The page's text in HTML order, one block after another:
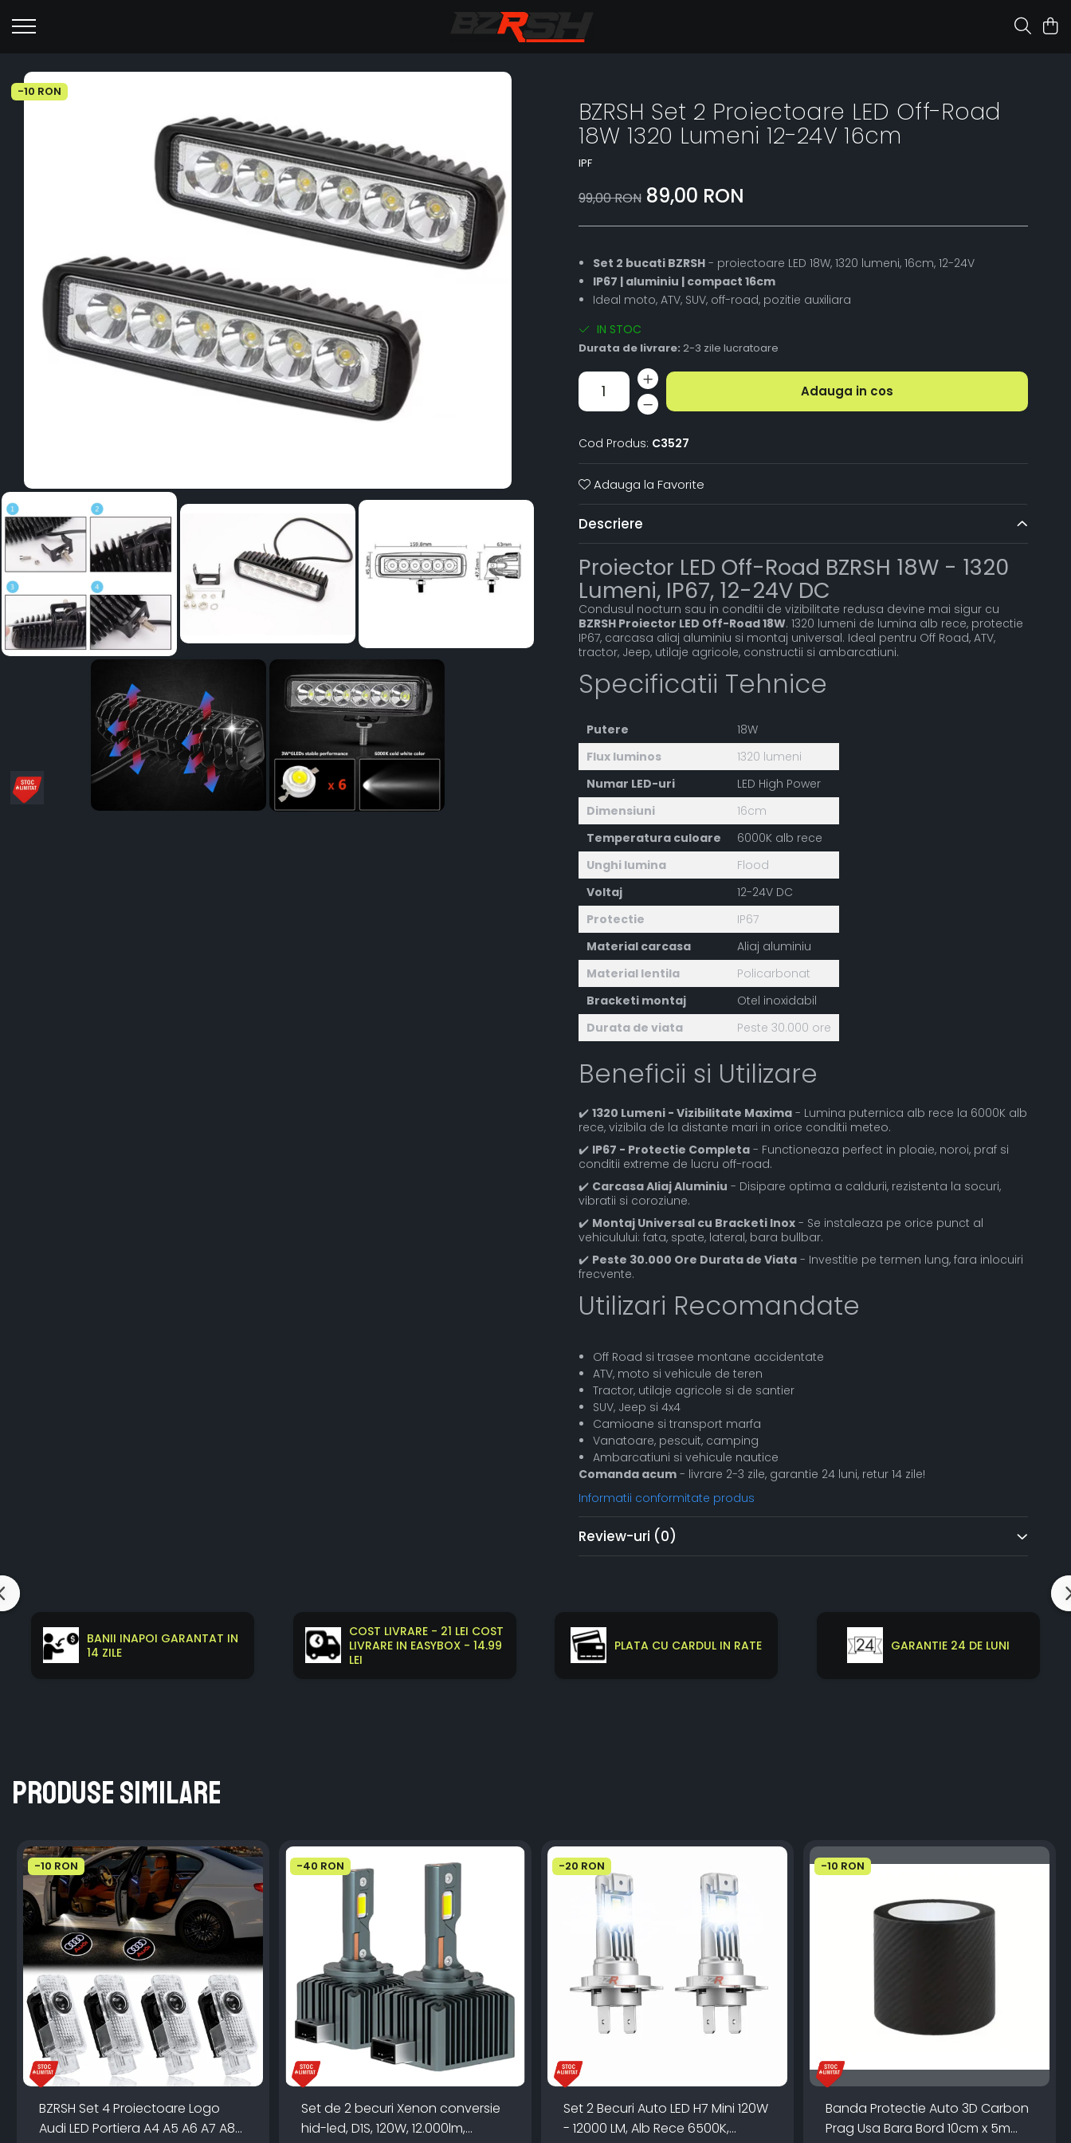
-10 RON
BZRSH Set 2 Proiectoare LED Off-Road
18W 1320 Lumeni 12-24V 16cm
IPF
99,00 RON 89,00 RON
Set 2 bucati BZRSH- proiectoare LED 18W, 1320 lumeni, 16cm, 12-24V
IP67 | aluminiu | compact 16cm
Ideal moto, ATV, SUV, off-road, pozitie auxiliara
IN STOC
Durata de livrare: 2-3 zile lucratoare
Adauga in cos
Cod Produs: C3527
Adauga la Favorite
Descriere
Proiector LED Off-Road BZRSH 18W - 1320
Lumeni, IP67, 12-24V DC
Condusul nocturn sau in conditii de vizibilitate redusa devine mai sigur cu
BZRSH Proiector LED Off-Road 18W. 1320 lumeni de lumina alb rece, protectie
IP67, carcasa aliaj aluminiu si montaj universal. Ideal pentru Off Road, ATV,
tractor, Jeep, utilaje agricole, constructii si ambarcatiuni.
Specificatii Tehnice
Putere
18W
Flux luminos
1320 lumeni
Numar LED-uri
LED High Power
Dimensiuni
16cm
Temperatura culoare
6000K alb rece
Unghi lumina
Flood
Voltaj
12-24V DC
Protectie
IP67
Material carcasa
Aliaj aluminiu
Material lentila
Policarbonat
Bracketi montaj
Otel inoxidabil
Durata de viata
Peste 30.000 ore
Beneficii si Utilizare
✔️ 1320 Lumeni - Vizibilitate Maxima- Lumina puternica alb rece la 6000K alb
rece, vizibila de la distante mari in orice conditii meteo.
✔️ IP67 - Protectie Completa- Functioneaza perfect in ploaie, noroi, praf si
conditii extreme de lucru off-road.
✔️ Carcasa Aliaj Aluminiu - Disipare optima a caldurii, rezistenta la socuri,
vibratii si coroziune.
✔️ Montaj Universal cu Bracketi Inox- Se instaleaza pe orice punct al
vehiculului: fata, spate, lateral, bara bullbar.
✔️ Peste 30.000 Ore Durata de Viata- Investitie pe termen lung, fara inlocuiri
frecvente.
Utilizari Recomandate
Off Road si trasee montane accidentate
ATV, moto si vehicule de teren
Tractor, utilaje agricole si de santier
SUV, Jeep si 4x4
Camioane si transport marfa
Vanatoare, pescuit, camping
Ambarcatiuni si vehicule nautice
Comanda acum- livrare 2-3 zile, garantie 24 luni, retur 14 zile!
Informatii conformitate produs
Review-uri (0)
BANII INAPOI GARANTAT IN
14 ZILE
COST LIVRARE - 21 LEI COST
LIVRARE IN EASYBOX - 14.99
LEI
PLATA CU CARDUL IN RATE GARANTIE 24 DE LUNI
Produse similare
-10 RON
BZRSH Set 4 Proiectoare Logo
Audi LED Portiera A4 A5 A6 A7 A8
-40 RON
Set de 2 becuri Xenon conversie
hid-led, D1S, 120W, 12.000lm,
-20 RON
Set 2 Becuri Auto LED H7 Mini 120W
- 12000 LM, Alb Rece 6500K,
-10 RON
Banda Protectie Auto 3D Carbon
Prag Usa Bara Bord 10cm x 5m